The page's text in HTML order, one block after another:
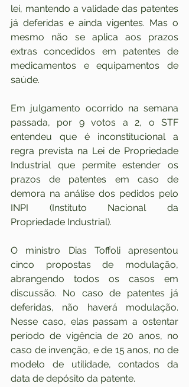
lei, mantendo a validade das patentes
já deferidas e ainda vigentes. Mas o
mesmo não se aplica aos prazos
extras concedidos em patentes de
medicamentos e equipamentos de
saúde.
Em julgamento ocorrido na semana
passada, por 9 votos a 2, o STF
entendeu que é inconstitucional a
regra prevista na Lei de Propriedade
Industrial que permite estender os
prazos de patentes em caso de
demora na análise dos pedidos pelo
INPI (Instituto Nacional da
Propriedade Industrial).
O ministro Dias Toffoli apresentou
cinco propostas de modulação,
abrangendo todos os casos em
discussão. No caso de patentes já
deferidas, não haverá modulação.
Nesse caso, elas passam a ostentar
período de vigência de 20 anos, no
caso de invenção, e de 15 anos, no de
modelo de utilidade, contados da
data de depósito da patente.